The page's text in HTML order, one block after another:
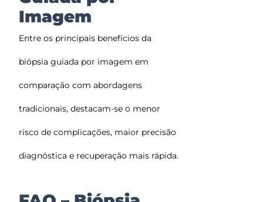
Imagem
Entre os principais benefícios da
biópsia guiada por imagem em
comparação com abordagens
tradicionais, destacam-se o menor
risco de complicações, maior precisão
diagnóstica e recuperação mais rápida.